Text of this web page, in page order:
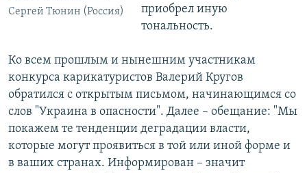
Сергей Тюнин (Россия)
приобрел иную
тональность.
Ко всем прошлым и нынешним участникам
конкурса карикатуристов Валерий Кругов
обратился с открытым письмом, начинающимся со
слов "Украина в опасности". Далее – обещание: "Мы
покажем те тенденции деградации власти,
которые могут проявиться в той или иной форме и
в ваших странах. Информирован – значит